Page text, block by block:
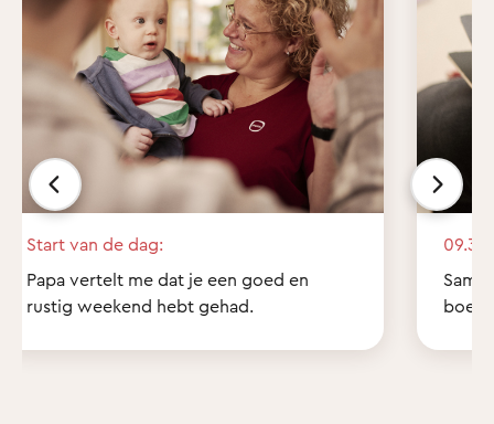
Start van de dag:
Papa vertelt me dat je een goed en
rustig weekend hebt gehad.
09.30